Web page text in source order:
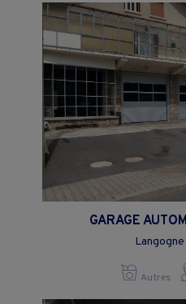
GARAGE
Autres